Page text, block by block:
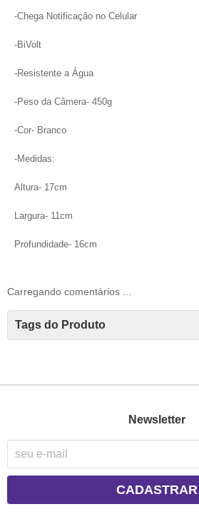
-Chega Notificação no Celular
-BiVolt
-Resistente a Água
-Peso da Câmera- 450g
-Cor- Branco
-Medidas:
Altura- 17cm
Largura- 11cm
Profundidade- 16cm
Carregando comentários ...
Tags do Produto
Newsletter
CADASTRAR